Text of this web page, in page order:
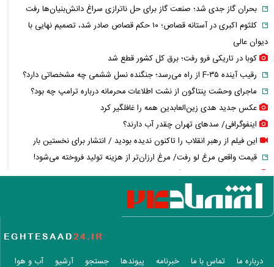
بحران گاز جدی شد؛ صنعت گاز برای حل ناترازی سراغ دانش‌بنیان‌ها رفت
کلثوم اکبری در آستانه قصاص؛ ۱۰ حکم قصاص صادر شد، تصمیم نهایی با
دیوان عالی
کوبا در تاریکی فرو رفت؛ برق کل کشور قطع شد
رقیب آینده F-۳۵ از راه می‌رسد؛ جنگنده نسل ششمی چه مشخصاتی دارد؟
ماجرای وحشت پنتاگون از نشت اطلاعات محرمانه درباره ترامپ چه بود؟
عکس جدید هدی زین‌العابدین همه را غافلگیر کرد
اینفوگرافی/ سدهای تهران چقدر آب دارند؟
این فیلم از رهبر انقلاب را تاکنون ندیده بودید / انتشار برای نخستین بار
قیمت واقعی مرغ لو رفت/ مرغ ارزان‌تر از هزینه تولید فروخته می‌شود!
عکس گوگوش در ۱۲ سالگی در کنار پدرش صابر آتشین
کالابرگ مرداد چه زمانی شارژ می‌شود؟ / تغییر زمان واریز اعتبار برخی
خانوارها به شهریور
قیمت ساعت اپل، سامسونگ و شیائومی + جدول
قیمت گوشت گوسفند، گوساله و مرغ امروز
درباره ما تماس با ما خبرنامه پیوندها جستجو آرشیو آب و هوا